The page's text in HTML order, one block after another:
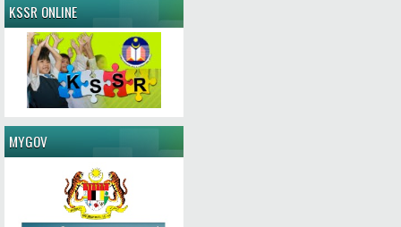
KSSR ONLINE
MYGOV